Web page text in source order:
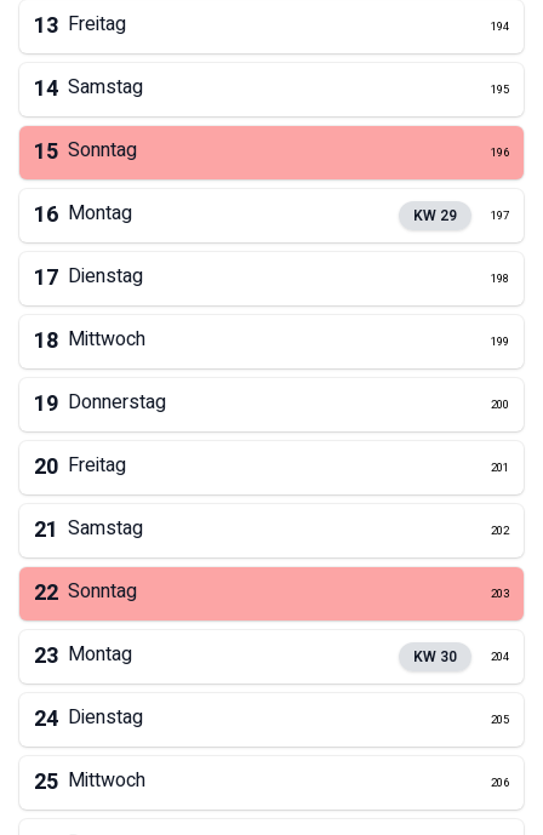
13 Freitag 194
14 Samstag 195
15 Sonntag 196
16 Montag KW 29 197
17 Dienstag 198
18 Mittwoch 199
19 Donnerstag 200
20 Freitag 201
21 Samstag 202
22 Sonntag 203
23 Montag KW 30 204
24 Dienstag 205
25 Mittwoch 206